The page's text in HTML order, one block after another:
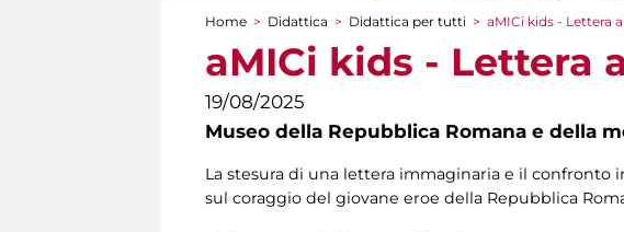
Tu sei qui
Home > Didattica > Didattica per tutti > aMICi kids - Lettera
aMICi kids - Lettera
19/08/2025
Museo della Repubblica Romana e della
La stesura di una lettera immaginaria e il
sul coraggio del giovane eroe della Repubblica